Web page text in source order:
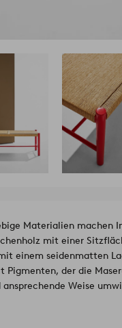
Materialien machen
mit einer
einem seidenmatten
der die
Weise
verändern kann.
dass es Holz